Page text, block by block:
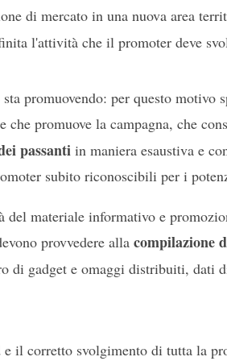
di mercato in una nuova area
l'attività che il promoter deve
promuovendo: per questo motivo
che promuove la campagna, che
passantiin maniera esaustiva e
subito riconoscibili per i
materiale informativo e
provvedere alla compilazione
di gadget e omaggi distribuiti, dati
il corretto svolgimento di tutta la